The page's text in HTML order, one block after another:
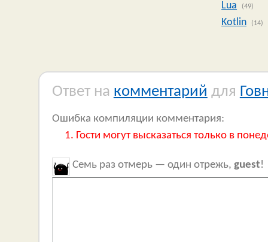
Lua
(49)
Kotlin (14)
Ответ на комментарий для
Ошибка компиляции комментария:
Гости могут высказаться только в
Семь раз отмерь — один отрежь, guest!